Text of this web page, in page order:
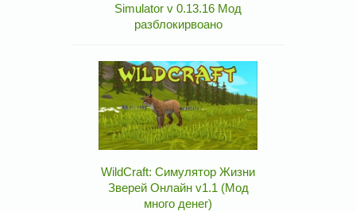
Simulator v 0.13.16 Мод
разблокирвоано
WildCraft: Симулятор Жизни
Зверей Онлайн v1.1 (Мод
много денег)